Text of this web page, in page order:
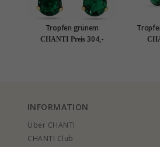
Tropfen grünem
Goldohrringe in 14 Karat
CHANTI Preis 304,-
in
INFORMATION
Über CHANTI
CHANTI Club